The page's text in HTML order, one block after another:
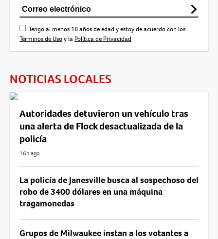
Tengo al menos 18 años de edad y estoy de acuerdo con los
Términos de Usoy la Política de Privacidad
NOTICIAS LOCALES
Autoridades detuvieron un vehículo tras
una alerta de Flock desactualizada de la
policía
16h ago
La policía de Janesville busca al sospechoso del
robo de 3400 dólares en una máquina
tragamonedas
Grupos de Milwaukee instan a los votantes a